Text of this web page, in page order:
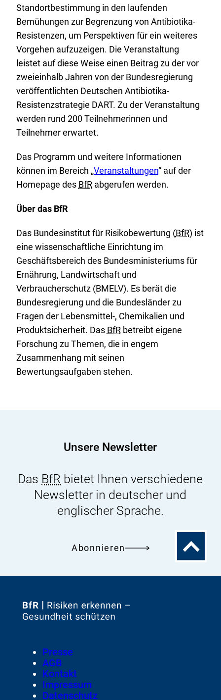
Standortbestimmung in den laufenden
Bemühungen zur Begrenzung von Antibiotika-
Resistenzen, um Perspektiven für ein weiteres
Vorgehen aufzuzeigen. Die Veranstaltung
leistet auf diese Weise einen Beitrag zu der vor
zweieinhalb Jahren von der Bundesregierung
veröffentlichten Deutschen Antibiotika-
Resistenzstrategie DART. Zu der Veranstaltung
werden rund 200 Teilnehmerinnen und
Teilnehmer erwartet.
Das Programm und weitere Informationen
können im Bereich „E
x
n
e
r
L
i
n
k
:
Veranstaltungen“ auf der
Homepage des BfRabgerufen werden.
Über das BfR
Das Bundesinstitut für Risikobewertung (BfR) ist
eine wissenschaftliche Einrichtung im
Geschäftsbereich des Bundesministeriums für
Ernährung, Landwirtschaft und
Verbraucherschutz (BMELV). Es berät die
Bundesregierung und die Bundesländer zu
Fragen der Lebensmittel-, Chemikalien und
Produktsicherheit. Das BfRbetreibt eigene
Forschung zu Themen, die in engem
Zusammenhang mit seinen
Bewertungsaufgaben stehen.
Unsere Newsletter
Das BfR bietet Ihnen verschiedene
Newsletter in deutscher und
englischer Sprache.
Abonnieren
Zum
Zur
Footer
Meta-
Navigation
Presse
AGB
Kontakt
Impressum
Datenschutz